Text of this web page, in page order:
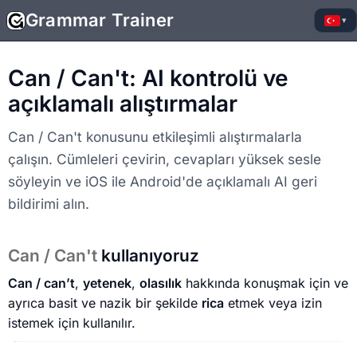
Grammar Trainer ▾
Can / Can't: AI kontrolü ve
açıklamalı alıştırmalar
Can / Can't konusunu etkileşimli alıştırmalarla
çalışın. Cümleleri çevirin, cevapları yüksek sesle
söyleyin ve iOS ile Android'de açıklamalı AI geri
bildirimi alın.
Can / Can't kullanıyoruz
Can / can’t, yetenek, olasılık hakkında konuşmak için ve
ayrıca basit ve nazik bir şekilde rica etmek veya izin
istemek için kullanılır.